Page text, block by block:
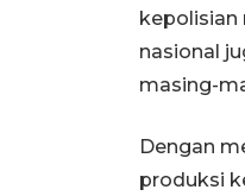
kepolisian
nasional
masing-
Dengan
produksi